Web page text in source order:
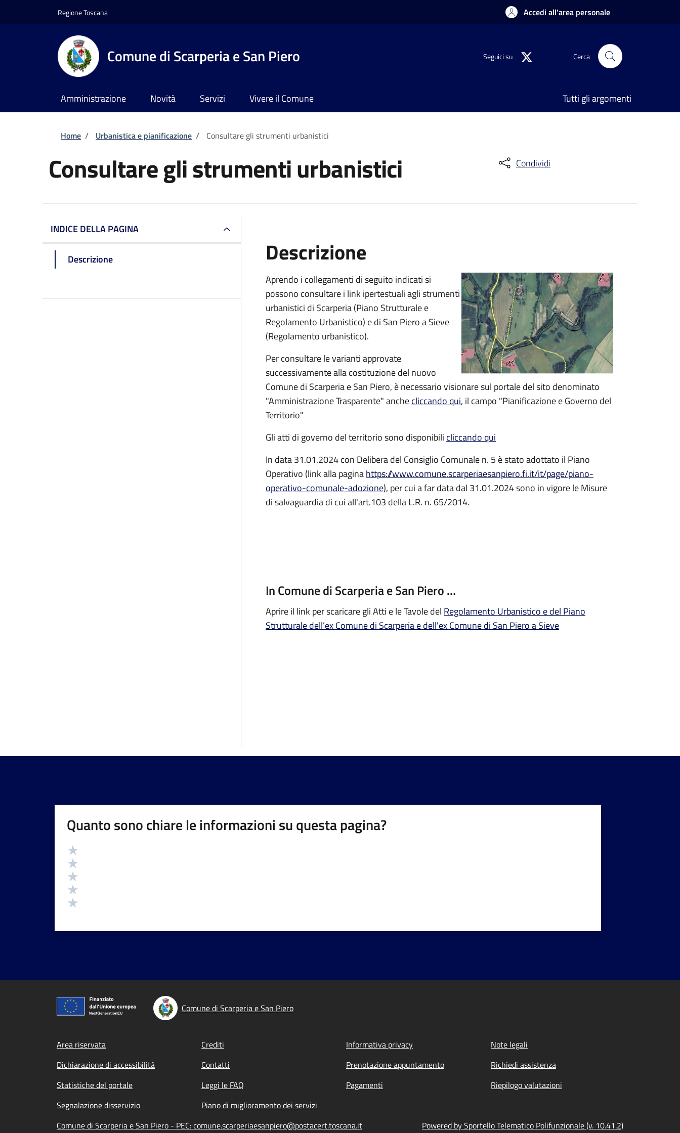
Regione Toscana Accedi all'area personale
Comune di Scarperia e San Piero Seguici su Cerca
Amministrazione Novità Servizi Vivere il Comune Tutti gli argomenti
Briciole di pane
Home / Urbanistica e pianificazione / Consultare gli strumenti urbanistici
Consultare gli strumenti urbanistici Condividi
INDICE DELLA PAGINA
Descrizione Descrizione
Aprendo i collegamenti di seguito indicati si
possono consultare i link ipertestuali agli strumenti
urbanistici di Scarperia (Piano Strutturale e
Regolamento Urbanistico) e di San Piero a Sieve
(Regolamento urbanistico).
Per consultare le varianti approvate
successivamente alla costituzione del nuovo
Comune di Scarperia e San Piero, è necessario visionare sul portale del sito denominato
"Amministrazione Trasparente" anchecliccando qui, il campo "Pianificazione e Governo del
Territorio"
Gli atti di governo del territorio sono disponibili cliccando qui
In data 31.01.2024 con Delibera del Consiglio Comunale n. 5 è stato adottato il Piano
Operativo (link alla paginahttps://www.comune.scarperiaesanpiero.fi.it/it/page/piano-
operativo-comunale-adozione), per cui a far data dal 31.01.2024 sono in vigore le Misure
di salvaguardia di cui all'art.103 della L.R. n. 65/2014.
In Comune di Scarperia e San Piero …
Aprire il link per scaricare gli Atti e le Tavole del Regolamento Urbanistico e del Piano
Strutturale dell’ex Comune di Scarperia e dell'ex Comune di San Piero a Sieve
Quanto sono chiare le informazioni su questa pagina?
Valutazione
Comune di Scarperia e San Piero
Footer menu
Area riservata Crediti Informativa privacy
Note legali
Dichiarazione di accessibilità
Contatti Prenotazione appuntamento
Richiedi assistenza
Statistiche del portale
Leggi le FAQ Pagamenti
Riepilogo valutazioni
Segnalazione disservizio
Piano di miglioramento dei servizi
Comune di Scarperia e San Piero - PEC: comune.scarperiaesanpiero@postacert.toscana.it
Powered by Sportello Telematico Polifunzionale (v. 10.41.2)